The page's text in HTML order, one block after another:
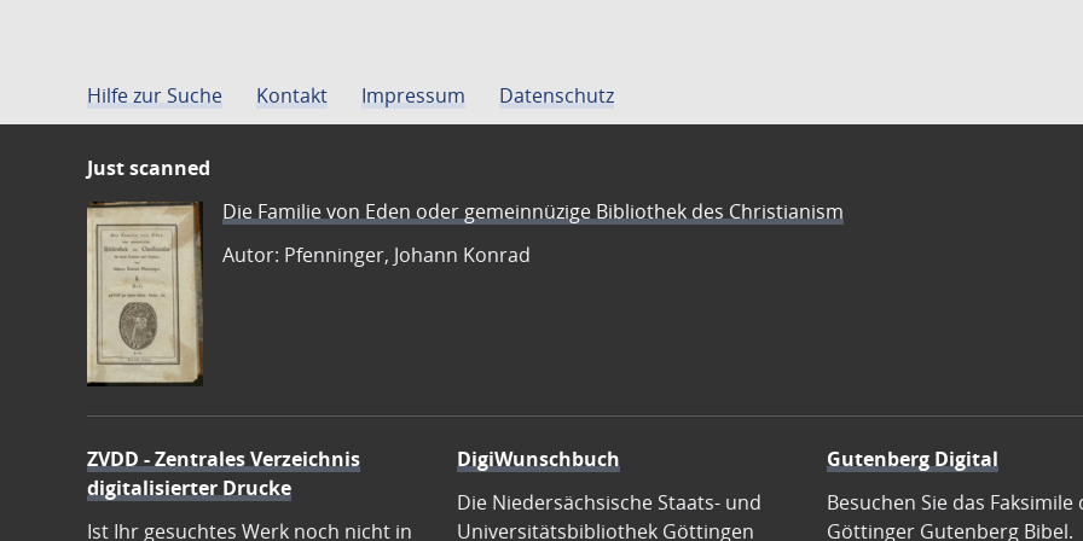
Hilfe zur Suche Kontakt Impressum Datenschutz
Just scanned
Die Familie von Eden oder gemeinnüzige Bibliothek des Christianism
Autor: Pfenninger, Johann Konrad
ZVDD - Zentrales Verzeichnis
digitalisierter Drucke
Ist Ihr gesuchtes Werk noch nicht in
DigiWunschbuch
Die Niedersächsische Staats- und
Universitätsbibliothek Göttingen
Gutenberg Digital
Besuchen Sie das Faksimile
Göttinger Gutenberg Bibel.